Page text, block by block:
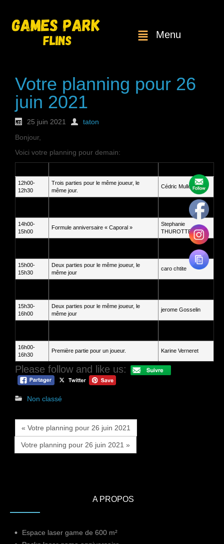
Menu
Votre planning pour 26
juin 2021
25 juin 2021
taton
Bonjour,
Voici votre planning pour demain:
12h00-
12h30
Trois parties pour le même joueur, le
même jour.
Cédric Mullot
Ethan Guyot
14h00-
15h00
Formule anniversaire « Caporal »
Stephanie
THUROTTE
15h00-
15h30
Deux parties pour le même joueur, le
même jour
caro chtite
15h30-
16h00
Deux parties pour le même joueur, le
même jour
jerome Gosselin
16h00-
16h30
Première partie pour un joueur. Karine Verneret
Please follow and like us:
Non classé
« Votre planning pour 26 juin 2021
Votre planning pour 26 juin 2021 »
A PROPOS
Espace laser game de 600 m²